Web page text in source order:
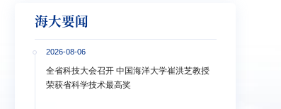
海大要闻
2026-08-06
全省科技大会召开 中国海洋大学崔洪芝教授
荣获省科学技术最高奖